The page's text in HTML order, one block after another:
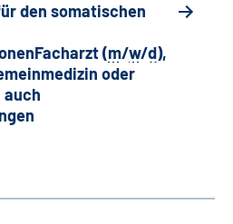
den somatischen
(m/w/d),
oder
auch